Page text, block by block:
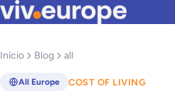
Início Blog all
All Europe COST OF LIVING